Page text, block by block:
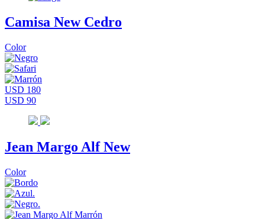
Camisa New Cedro
Color
USD 180
USD 90
Jean Margo Alf New
Color